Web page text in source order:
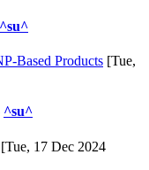
^su^
Based Products [Tue,
^su^
[Tue, 17 Dec 2024